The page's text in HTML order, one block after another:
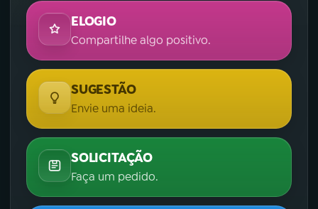
ELOGIO
Compartilhe algo positivo.
SUGESTÃO
Envie uma ideia.
SOLICITAÇÃO
Faça um pedido.